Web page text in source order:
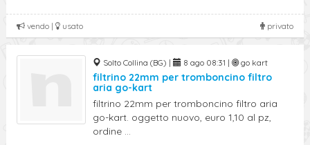
privato
vendo | usato
Solto Collina (BG) | 8 ago 08:31 | go kart
filtrino 22mm per tromboncino filtro
aria go-kart
filtrino 22mm per tromboncino filtro aria
go-kart. oggetto nuovo, euro 1,10 al pz,
ordine ...